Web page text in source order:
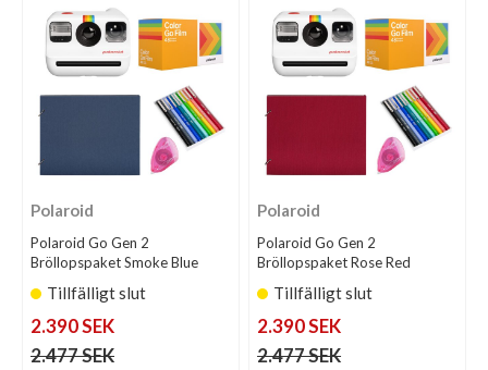
Polaroid
Polaroid Go Gen 2
Bröllopspaket Smoke Blue
Tillfälligt slut
2.390 SEK
2.477 SEK
Polaroid
Polaroid Go Gen 2
Bröllopspaket Rose Red
Tillfälligt slut
2.390 SEK
2.477 SEK